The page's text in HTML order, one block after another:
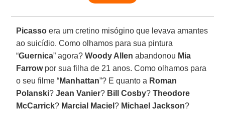
Picasso era um cretino misógino que levava amantes
ao suicídio. Como olhamos para sua pintura
“Guernica” agora?Woody Allen abandonou Mia
Farrowpor sua filha de 21 anos. Como olhamos para
o seu filme “Manhattan”? E quanto a Roman
Polanski?Jean Vanier? Bill Cosby?Theodore
McCarrick? Marcial Maciel? Michael Jackson?